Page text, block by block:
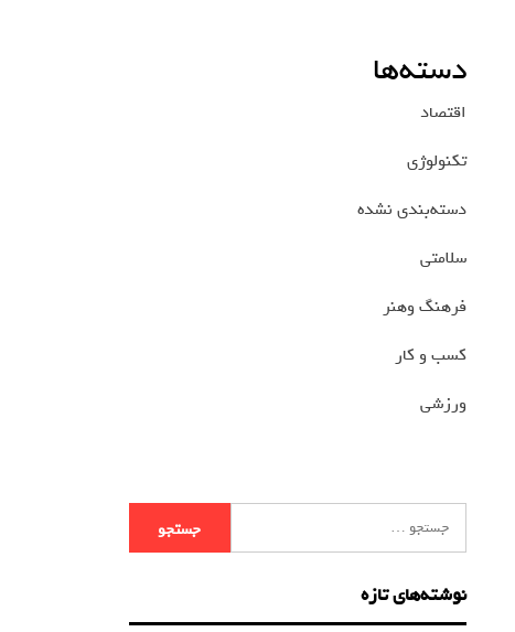
دسته‌ها
اقتصاد
تکنولوژی
دسته‌بندی نشده
سلامتی
فرهنگ وهنر
کسب و کار
ورزشی
نوشته‌های تازه